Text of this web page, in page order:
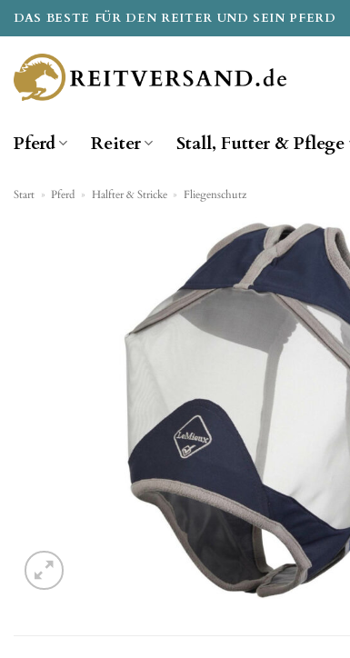
Zum
Inhalt
springen
DAS BESTE FÜR DEN REITER UND SEIN PFERD
Pferd Reiter Stall, Futter & Pflege
Start » Pferd » Halfter & Stricke » Fliegenschutz